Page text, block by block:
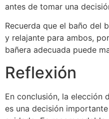
antes de tomar una
Recuerda que el baño del
y relajante para ambos,
bañera adecuada puede
Reflexión
En conclusión, la elección
es una decisión